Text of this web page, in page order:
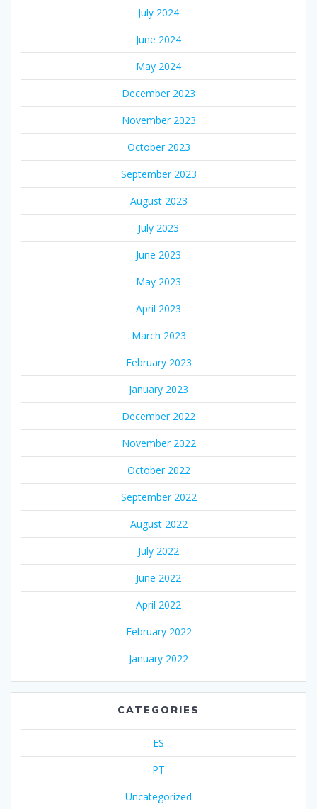
July 2024
June 2024
May 2024
December 2023
November 2023
October 2023
September 2023
August 2023
July 2023
June 2023
May 2023
April 2023
March 2023
February 2023
January 2023
December 2022
November 2022
October 2022
September 2022
August 2022
July 2022
June 2022
April 2022
February 2022
January 2022
CATEGORIES
ES
PT
Uncategorized